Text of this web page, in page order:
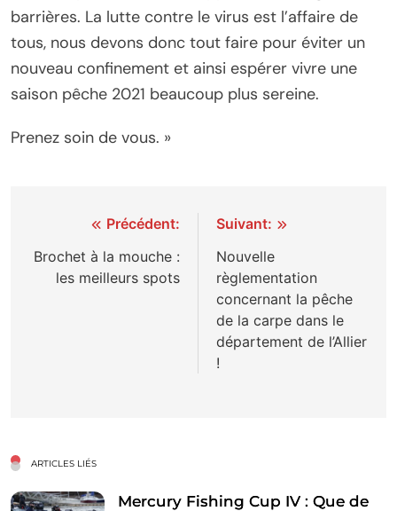
barrières. La lutte contre le virus est l’affaire de
tous, nous devons donc tout faire pour éviter un
nouveau confinement et ainsi espérer vivre une
saison pêche 2021 beaucoup plus sereine.
Prenez soin de vous. »
Navigation
de
l’article
Précédent:
Brochet à la mouche :
les meilleurs spots
Suivant:
Nouvelle
règlementation
concernant la pêche
de la carpe dans le
département de l’Allier
!
ARTICLES LIÉS
Mercury Fishing Cup IV : Que de